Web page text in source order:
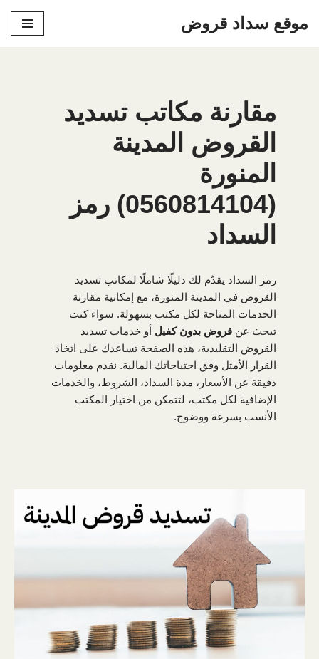
موقع سداد قروض
مقارنة مكاتب تسديد
القروض المدينة
المنورة
(0560814104) رمز
السداد
رمز السداد يقدّم لك دليلًا شاملًا لمكاتب تسديد
القروض في المدينة المنورة، مع إمكانية مقارنة
الخدمات المتاحة لكل مكتب بسهولة. سواء كنت
تبحث عن قروض بدون كفيل أو خدمات تسديد
القروض التقليدية، هذه الصفحة تساعدك على اتخاذ
القرار الأمثل وفق احتياجاتك المالية. نقدم معلومات
دقيقة عن الأسعار، مدة السداد، الشروط، والخدمات
الإضافية لكل مكتب، لتتمكن من اختيار المكتب
الأنسب بسرعة ووضوح.